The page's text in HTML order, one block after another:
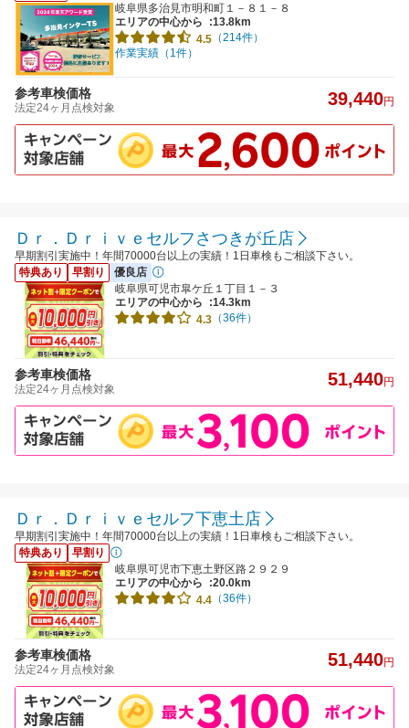
岐阜県多治見市明和町１－８１－８
エリアの中心から
:13.8km
4.5 （214件）
作業実績（1件）
参考車検価格
法定24ヶ月点検対象 39,440円
Ｄｒ．Ｄｒｉｖｅセルフさつきが丘店
早期割引実施中！年間70000台以上の実績！1日車検もご相談下さい。
特典あり
早割り
優良店
岐阜県可児市皐ケ丘１丁目１－３
エリアの中心から
:14.3km
4.3 （36件）
参考車検価格
法定24ヶ月点検対象 51,440円
Ｄｒ．Ｄｒｉｖｅセルフ下恵土店
早期割引実施中！年間70000台以上の実績！1日車検もご相談下さい。
特典あり
早割り
岐阜県可児市下恵土野区路２９２９
エリアの中心から
:20.0km
4.4 （36件）
参考車検価格
法定24ヶ月点検対象 51,440円